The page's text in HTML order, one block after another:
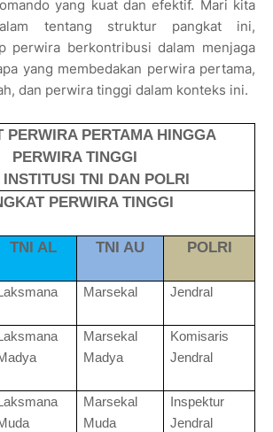
yang kuat dan efektif. Mari kita
tentang struktur pangkat ini,
perwira berkontribusi dalam menjaga
yang membedakan perwira pertama,
dan perwira tinggi dalam konteks ini.
PERWIRA PERTAMA HINGGA
PERWIRA TINGGI
INSTITUSI TNI DAN POLRI
PERWIRA TINGGI
TNI AL TNI AU POLRI
Marsekal Jendral
Marsekal
Madya
Komisaris
Jendral
Marsekal
Muda
Inspektur
Jendral